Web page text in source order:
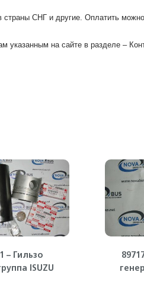
страны СНГ и другие. Оплатить
указанным на сайте в разделе –
– Гильзо
ISUZU